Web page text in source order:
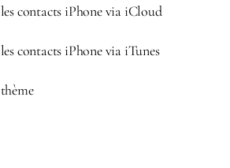
contacts iPhone via iCloud
contacts iPhone via iTunes